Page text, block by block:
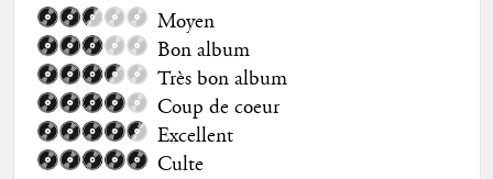
Moyen
Bon album
Très bon album
Coup de coeur
Excellent
Culte